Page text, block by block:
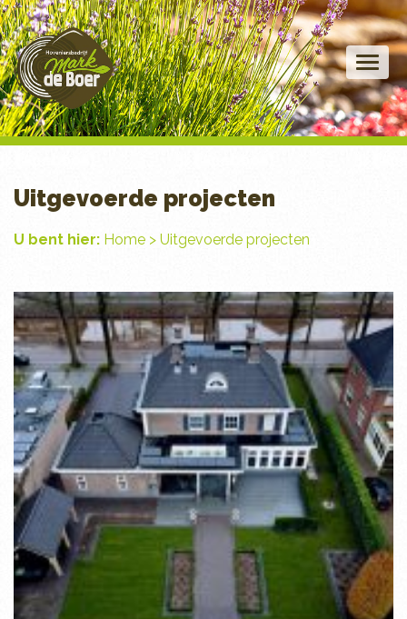
Uitgevoerde projecten
U bent hier: Home > Uitgevoerde projecten